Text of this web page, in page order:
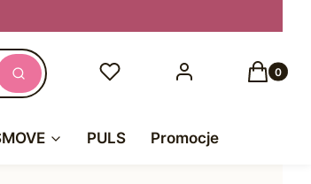
Szukaj
Ulubione Zaloguj się Koszyk
PULS Promocje